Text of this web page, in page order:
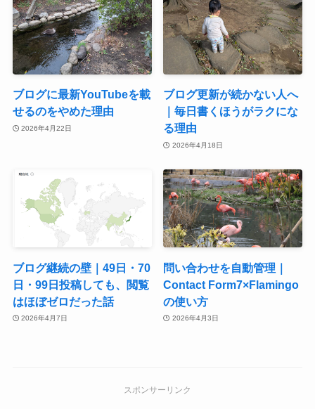
ブログに最新YouTubeを載
せるのをやめた理由
2026年4月22日
ブログ更新が続かない人へ
｜毎日書くほうがラクにな
る理由
2026年4月18日
ブログ継続の壁｜49日・70
日・99日投稿しても、閲覧
はほぼゼロだった話
2026年4月7日
問い合わせを自動管理｜
Contact Form7×Flamingo
の使い方
2026年4月3日
スポンサーリンク